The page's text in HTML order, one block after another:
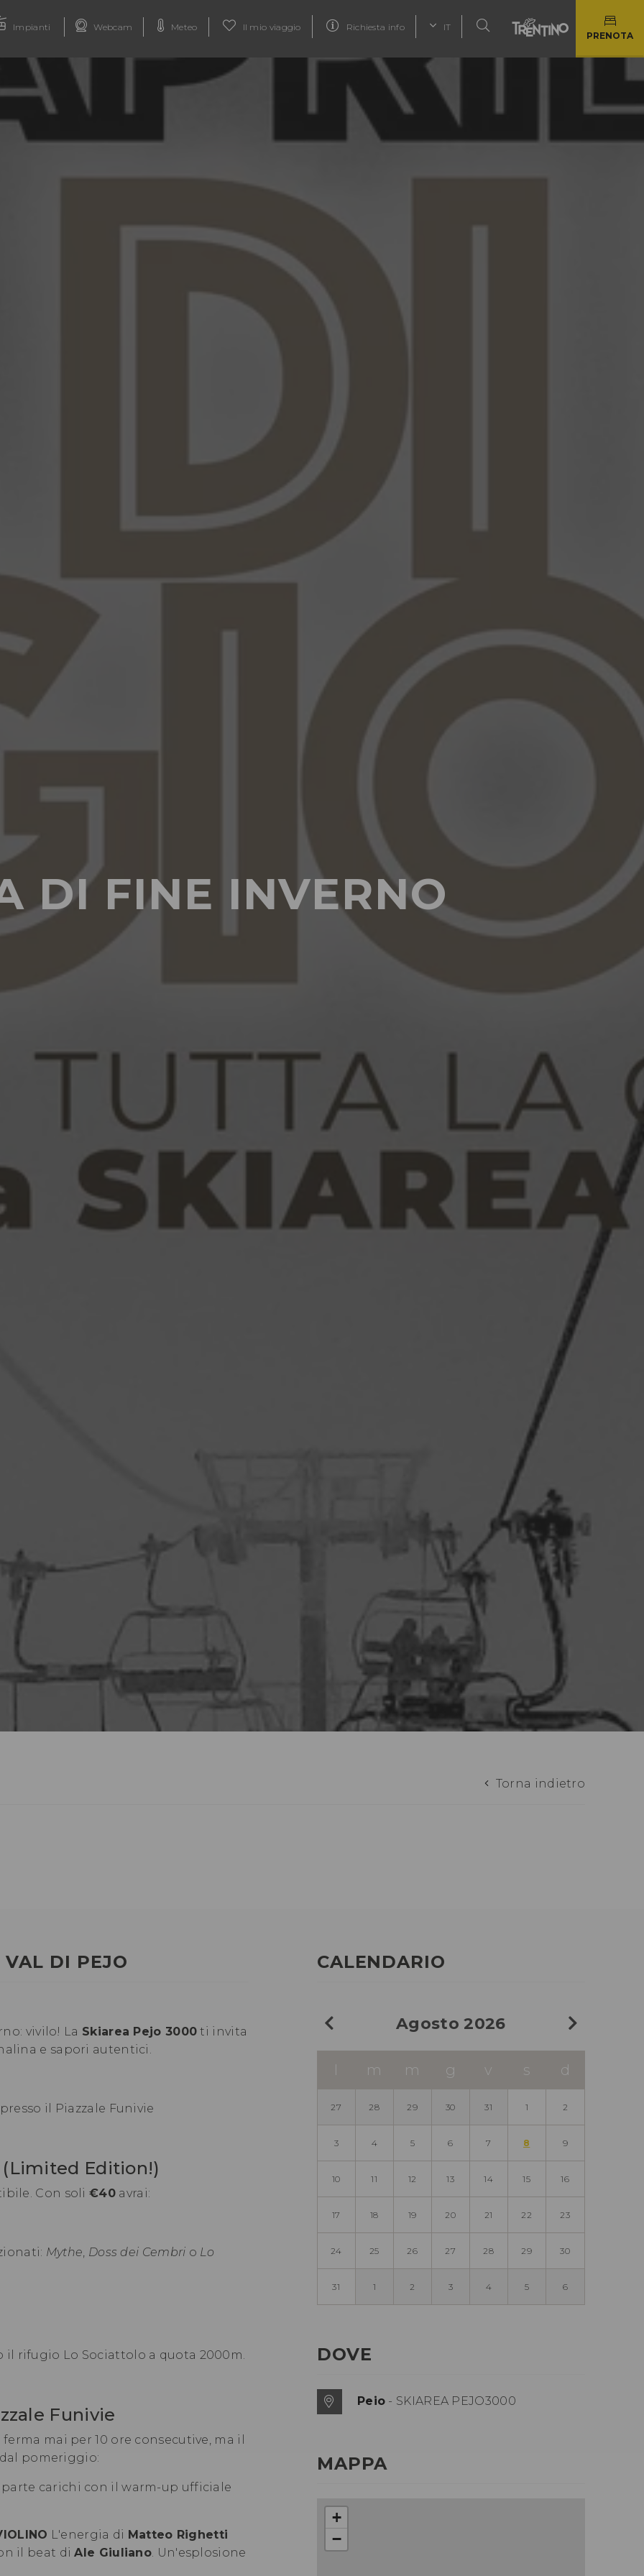
Impianti Webcam Meteo Il mio viaggio Richiesta info IT
PRENOTA
DI FINE INVERNO
Torna indietro
DI PEJO
vivilo! La Skiarea Pejo 3000 ti invita
e sapori autentici.
il Piazzale Funivie
(Limited Edition!)
Con soli€40 avrai:
Mythe Doss dei Cembri o Lo
il rifugio Lo Sociattolo a quota 2000m.
Funivie
mai per 10 ore consecutive, ma il
pomeriggio:
carichi con il warm-up ufficiale
L'energia di Matteo Righetti
il beat diAle Giuliano . Un'esplosione
CALENDARIO
Agosto 2026
l m m g v s d
27 28 29 30 31 1 2
3 4 5 6 7 8 9
10 11 12 13 14 15 16
17 18 19 20 21 22 23
24 25 26 27 28 29 30
31 1 2 3 4 5 6
DOVE
Peio - SKIAREA PEJO3000
MAPPA
+
−